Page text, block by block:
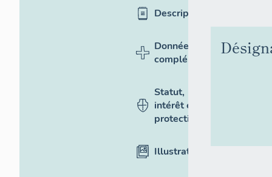
Description
Données
complémentaires
Statut,
intérêt et
protection
Illustrations